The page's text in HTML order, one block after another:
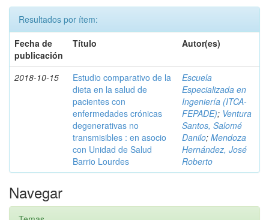
Resultados por ítem:
Fecha de
publicación
Título Autor(es)
2018-10-15
Estudio comparativo de la
dieta en la salud de
pacientes con
enfermedades crónicas
degenerativas no
transmisibles : en asocio
con Unidad de Salud
Barrio Lourdes
Escuela
Especializada en
Ingeniería (ITCA-
FEPADE); Ventura
Santos, Salomé
Danilo; Mendoza
Hernández, José
Roberto
Navegar